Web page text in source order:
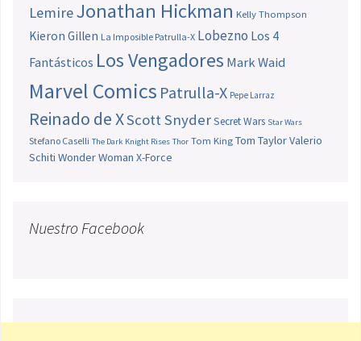
LemireJonathan Hickman Kelly Thompson
Kieron Gillen La Imposible Patrulla-X Lobezno Los 4
Fantásticos Los Vengadores Mark Waid
Marvel Comics Patrulla-X Pepe Larraz
Reinado de XScott SnyderSecret Wars Star Wars
Stefano Caselli The Dark Knight Rises Thor Tom King Tom TaylorValerio
Schiti Wonder Woman X-Force
Nuestro Facebook